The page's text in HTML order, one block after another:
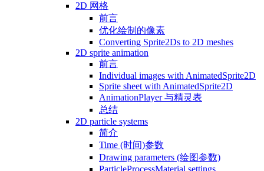
2D 网格
前言
优化绘制的像素
Converting Sprite2Ds to 2D meshes
2D sprite animation
前言
Individual images with AnimatedSprite2D
Sprite sheet with AnimatedSprite2D
AnimationPlayer 与精灵表
总结
2D particle systems
简介
Time (时间)参数
Drawing parameters (绘图参数)
ParticleProcessMaterial settings